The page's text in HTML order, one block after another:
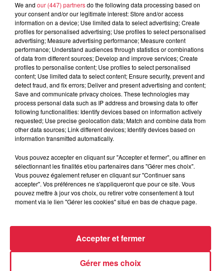
Lieu Salle des fêtes Gresswiler/Dinsheim
Organisateur
Moulis Raphael
0619667401
assos.afg@gmail.com
Tarif Gratuit
L'association des Familles de Gresswiller organise son loto
annuel sous réserve d'autorisation: A gagner: Une
parenthèse gastronomique comprenant un repas
gastronomique pour 2, une nuit en chambre double et les
LECTEUR CD BLUETOOTH BRACELET CONNECTÉ
POLAROÏD TABLETTE TACTILE 8 POUCES Et de
NOMBREUX LOTS DE VALEUR Petite Restauration sur
We and our (447) partnersdo the following data processing based on
your consent and/or our legitimate interest: Store and/or access
information on a device; Use limited data to select advertising; Create
profiles for personalised advertising; Use profiles to select personalised
advertising; Measure advertising performance; Measure content
performance; Understand audiences through statistics or combinations
of data from different sources; Develop and improve services; Create
profiles to personalise content; Use profiles to select personalised
content; Use limited data to select content; Ensure security, prevent and
detect fraud, and fix errors; Deliver and present advertising and content;
Save and communicate privacy choices. These technologies may
process personal data such as IP address and browsing data to offer
following functionalities: Identify devices based on information actively
requested; Use precise geolocation data; Match and combine data from
other data sources; Link different devices; Identify devices based on
information transmitted automatically.
Vous pouvez accepter en cliquant sur "Accepter et fermer", ou affiner en
sélectionnant les finalités et/ou partenaires dans "Gérer mes choix".
Vous pouvez également refuser en cliquant sur "Continuer sans
accepter". Vos préférences ne s'appliqueront que pour ce site. Vous
pouvez mettre à jour vos choix, ou retirer votre consentement à tout
moment via le lien "Gérer les cookies" situé en bas de chaque page.
Gérer mes choix
Accepter et fermer